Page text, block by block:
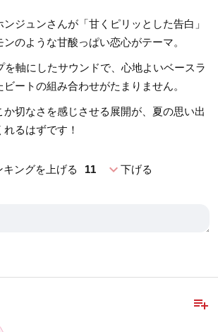
ジュンさんが「甘くピリッとした告白」
のような甘酸っぱい恋心がテーマ。
を軸にしたサウンドで、心地よいベースラ
ートの組み合わせがたまりません。
切なさを感じさせる展開が、夏の思い出
るはずです！
キングを上げる 11 expand_more下げる
playlist_add